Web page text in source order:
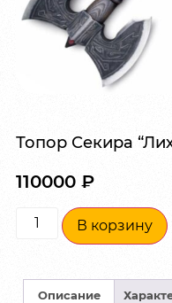
Топор Секира
110000 ₽
В корзину
Описание